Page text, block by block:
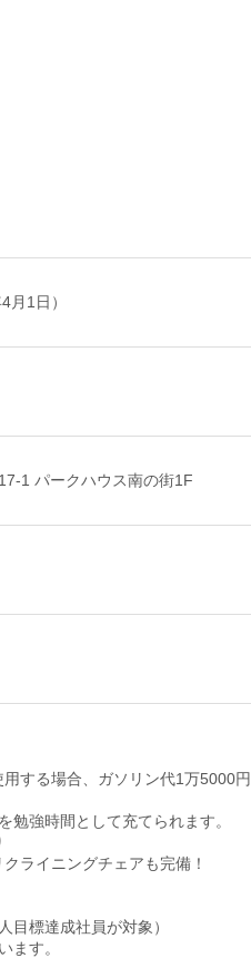
1日）
1 パークハウス南の街1F
する場合、ガソリン代1万5000
強時間として充てられます。
ライニングチェアも完備！
標達成社員が対象）
ます。